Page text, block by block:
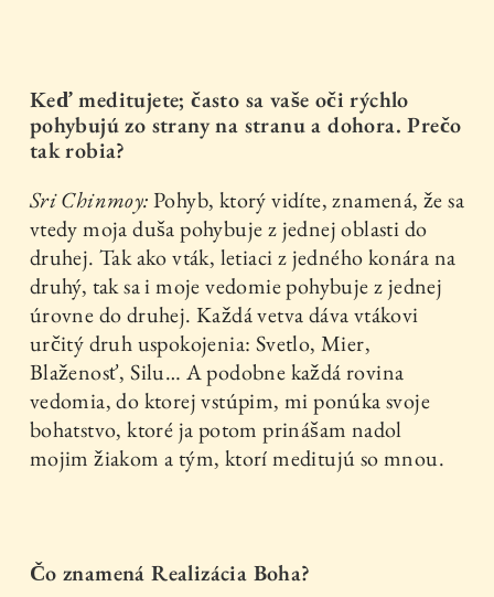
Keď meditujete; často sa vaše oči rýchlo
pohybujú zo strany na stranu a dohora. Prečo
tak robia?
Sri Chinmoy:Pohyb, ktorý vidíte, znamená, že sa
vtedy moja duša pohybuje z jednej oblasti do
druhej. Tak ako vták, letiaci z jedného konára na
druhý, tak sa i moje vedomie pohybuje z jednej
úrovne do druhej. Každá vetva dáva vtákovi
určitý druh uspokojenia: Svetlo, Mier,
Blaženosť, Silu… A podobne každá rovina
vedomia, do ktorej vstúpim, mi ponúka svoje
bohatstvo, ktoré ja potom prinášam nadol
mojim žiakom a tým, ktorí meditujú so mnou.
Čo znamená Realizácia Boha?